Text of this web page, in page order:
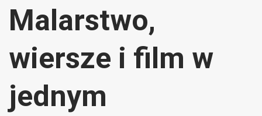
Malarstwo,
wiersze i film w
jednym